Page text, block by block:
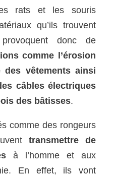
rats et les souris
qu’ils trouvent
donc de
comme l’érosion
des vêtements ainsi
câbles électriques
des bâtisses.
comme des rongeurs
transmettre de
à l’homme et aux
En effet, ils vont